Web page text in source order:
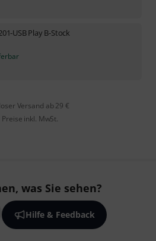
USB Play B-Stock
Versand ab 29 €
Preise inkl. MwSt.
was Sie sehen?
Hilfe & Feedback